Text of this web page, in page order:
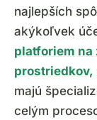
najlepších
akýkoľvek
platforiem
prostriedkov,
majú
celým